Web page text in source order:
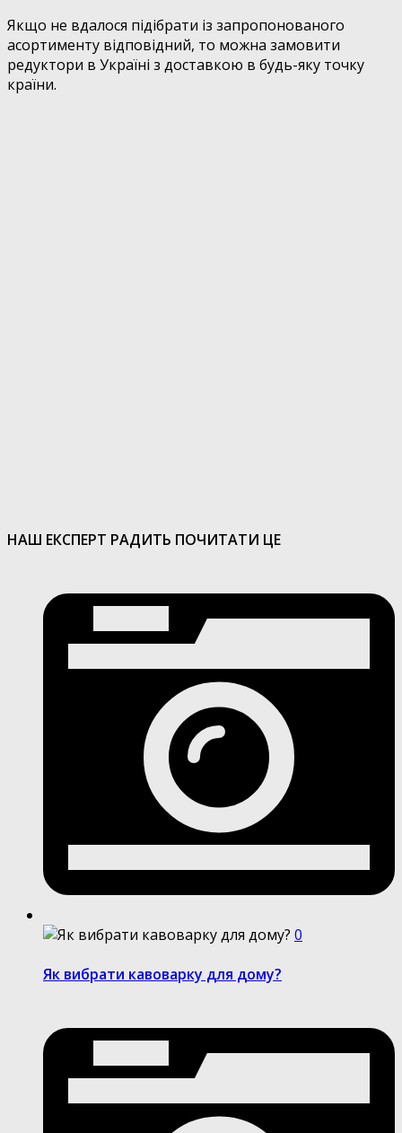
Якщо не вдалося підібрати із запропонованого
асортименту відповідний, то можна замовити
редуктори в Україні з доставкою в будь-яку точку
країни.
НАШ ЕКСПЕРТ РАДИТЬ ПОЧИТАТИ ЦЕ
0
Як вибрати кавоварку для дому?